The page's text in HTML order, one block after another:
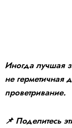
Иногда лучшая
не герметичная
проветривание.
📌 Поделитесь